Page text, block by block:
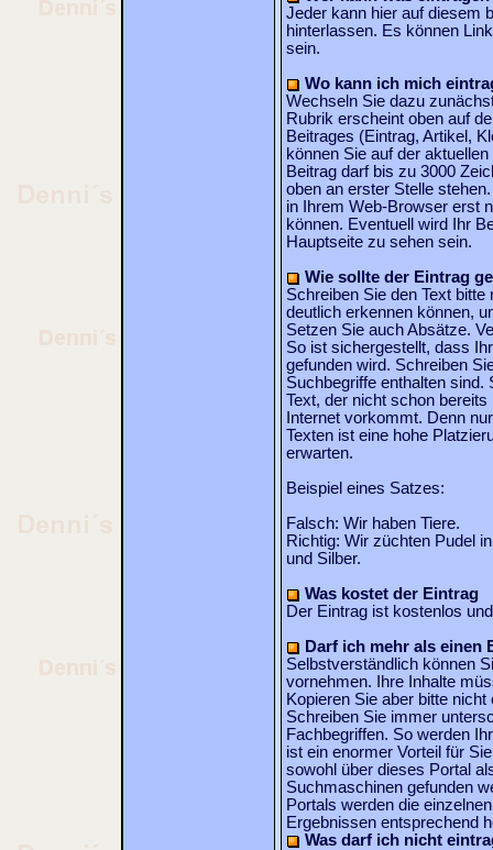
Jeder kann hier auf diesem
hinterlassen. Es können
sein.
Wo kann ich mich
Wechseln Sie dazu
Rubrik erscheint oben auf
Beitrages (Eintrag, Artikel,
können Sie auf der
Beitrag darf bis zu 3000
oben an erster Stelle
in Ihrem Web-Browser erst
können. Eventuell wird Ihr
Hauptseite zu sehen sein.
Wie sollte der Eintrag
Schreiben Sie den Text
deutlich erkennen können,
Setzen Sie auch Absätze.
So ist sichergestellt, dass
gefunden wird. Schreiben
Suchbegriffe enthalten
Text, der nicht schon
Internet vorkommt. Denn
Texten ist eine hohe
erwarten.
Beispiel eines Satzes:
Falsch: Wir haben Tiere.
Richtig: Wir züchten Pudel
und Silber.
Was kostet der Eintrag
Der Eintrag ist kostenlos
Darf ich mehr als einen
Selbstverständlich können
vornehmen. Ihre Inhalte
Kopieren Sie aber bitte
Schreiben Sie immer
Fachbegriffen. So werden
ist ein enormer Vorteil für
sowohl über dieses Portal
Suchmaschinen gefunden
Portals werden die
Ergebnissen entsprechend
Was darf ich nicht